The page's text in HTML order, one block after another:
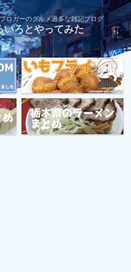
ロガーのグルメ過多な雑記ブログ
いろとやってみた